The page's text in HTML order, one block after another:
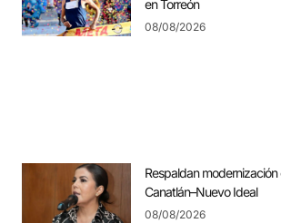
en Torreón
08/08/2026
Respaldan
Canatlán–Nuevo Ideal
08/08/2026